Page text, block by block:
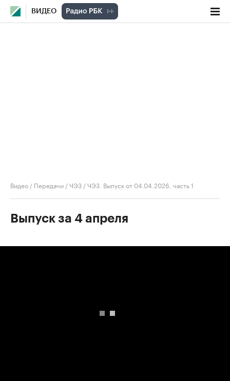
ВИДЕО
Видео / Передачи /ЧЭЗ /ЧЭЗ. Выпуск от 04.04.2026, часть 1
Выпуск за 4 апреля